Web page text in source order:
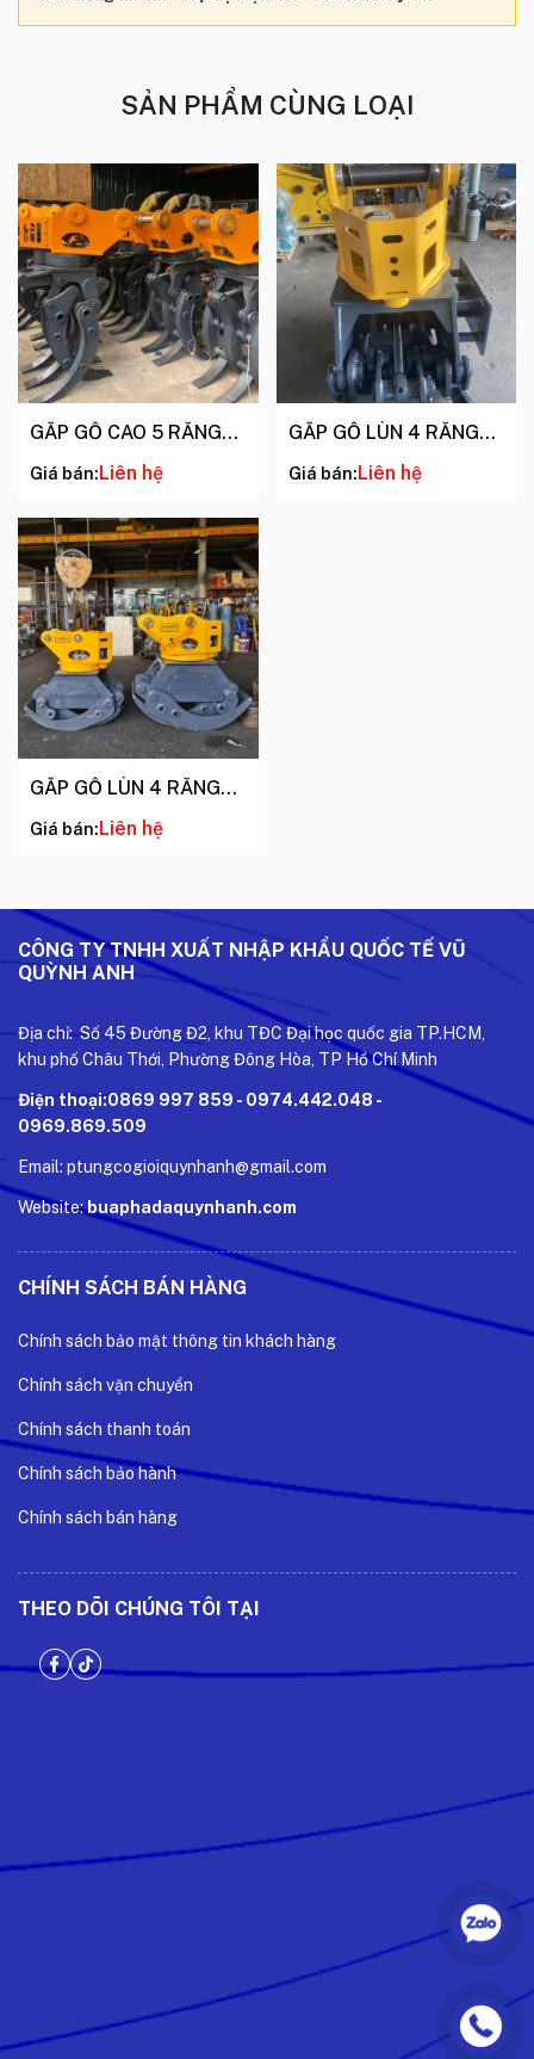
SẢN PHẨM CÙNG LOẠI
GẮP GỖ CAO 5 RĂNG
Giá bán: Liên hệ
GẮP GỖ LÙN 4 RĂNG
Giá bán: Liên hệ
GẮP GỖ LÙN 4 RĂNG
Giá bán:Liên hệ
CÔNG TY TNHH XUẤT NHẬP KHẨU QUỐC TẾ VŨ
QUỲNH ANH
Địa chỉ: Số 45 Đường Đ2, khu TĐC Đại học quốc gia TP.HCM,
khu phố Châu Thới, Phường Đông Hòa, TP Hồ Chí Minh
Điện thoại:0869 997 859 - 0974.442.048 -
0969.869.509
Email: ptungcogioiquynhanh@gmail.com
Website:buaphadaquynhanh.com
CHÍNH SÁCH BÁN HÀNG
Chính sách bảo mật thông tin khách hàng
Chính sách vận chuyển
Chính sách thanh toán
Chính sách bảo hành
Chính sách bán hàng
THEO DÕI CHÚNG TÔI TẠI